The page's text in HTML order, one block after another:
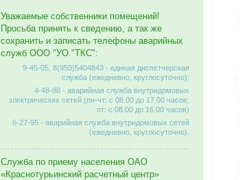
Уважаемые собственники помещений!
Просьба принять к сведению, а так же
сохранить и записать телефоны аварийных
служб ООО "УО "ТКС":
9-45-05, 8(950)5404843 - единая диспетчерская
служба (ежедневно, круглосуточно);
4-48-88 - аварийная служба внутридомовых
электрических сетей (пн-чт: с 08.00 до 17.00 часов;
пт: с 08.00 до 16.00 часов)
6-27-95 - аварийная служба внутридомовых сетей
(ежедневно, круглосуточно).
Служба по приему населения ОАО
«Краснотурьинский расчетный центр»